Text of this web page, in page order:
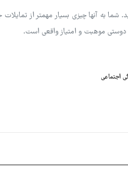
به آنها چیزی بسیار مهمتر از
موهبت و امتیاز واقعی است.
اجتماعی